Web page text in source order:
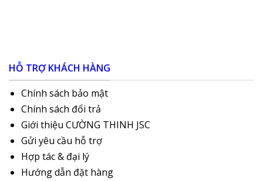
HỖ TRỢ KHÁCH HÀNG
Chính sách bảo mật
Chính sách đổi trả
Giới thiệu CƯỜNG THINH JSC
Gửi yêu cầu hỗ trợ
Hợp tác & đại lý
Hướng dẫn đặt hàng